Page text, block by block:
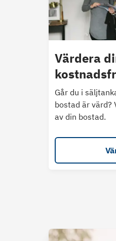
Värdera
Går du i
bostad är värd?
av din bostad.